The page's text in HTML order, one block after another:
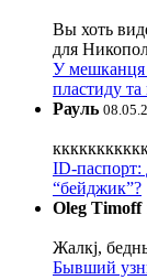
Вы хоть
для
У мешканця
пластиду
Рауль
ID-
“бейджик”?
Oleg Timoff
Жалкj,
Бывший